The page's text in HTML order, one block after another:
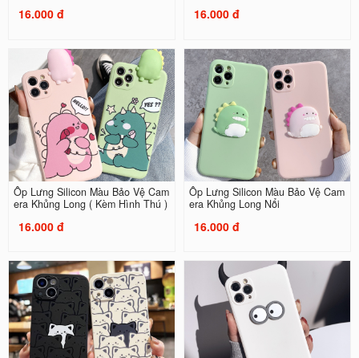
16.000 đ 16.000 đ
Ốp Lưng Silicon Màu Bảo Vệ Cam
era Khủng Long ( Kèm Hình Thú )
16.000 đ
Ốp Lưng Silicon Màu Bảo Vệ Cam
era Khủng Long Nổi
16.000 đ